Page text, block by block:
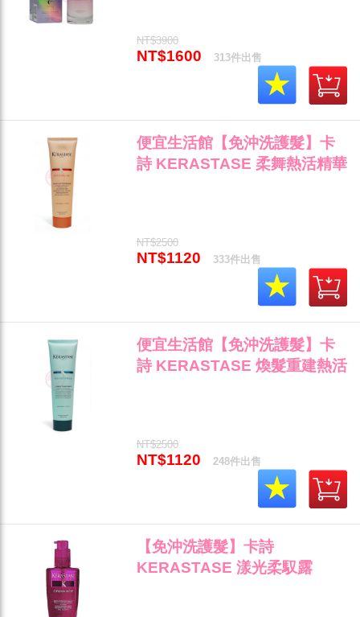
NT$3900
NT$1600 313件出售
便宜生活館【免沖洗護髮】卡
詩 KERASTASE 柔舞熱活精華
NT$2500
NT$1120 333件出售
便宜生活館【免沖洗護髮】卡
詩 KERASTASE 煥髮重建熱活
NT$2500
NT$1120 248件出售
【免沖洗護髮】卡詩
KERASTASE 漾光柔馭露